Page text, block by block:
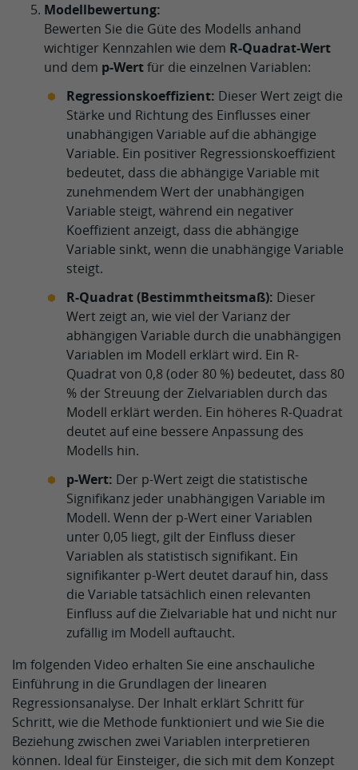
Modellbewertung:
Bewerten Sie die Güte des Modells anhand
wichtiger Kennzahlen wie dem R-Quadrat-Wert
und dem p-Wertfür die einzelnen Variablen:
Regressionskoeffizient: Dieser Wert zeigt die
Stärke und Richtung des Einflusses einer
unabhängigen Variable auf die abhängige
Variable. Ein positiver Regressionskoeffizient
bedeutet, dass die abhängige Variable mit
zunehmendem Wert der unabhängigen
Variable steigt, während ein negativer
Koeffizient anzeigt, dass die abhängige
Variable sinkt, wenn die unabhängige Variable
steigt.
R-Quadrat (Bestimmtheitsmaß): Dieser
Wert zeigt an, wie viel der Varianz der
abhängigen Variable durch die unabhängigen
Variablen im Modell erklärt wird. Ein R-
Quadrat von 0,8 (oder 80 %) bedeutet, dass 80
% der Streuung der Zielvariablen durch das
Modell erklärt werden. Ein höheres R-Quadrat
deutet auf eine bessere Anpassung des
Modells hin.
p-Wert: Der p-Wert zeigt die statistische
Signifikanz jeder unabhängigen Variable im
Modell. Wenn der p-Wert einer Variablen
unter 0,05 liegt, gilt der Einfluss dieser
Variablen als statistisch signifikant. Ein
signifikanter p-Wert deutet darauf hin, dass
die Variable tatsächlich einen relevanten
Einfluss auf die Zielvariable hat und nicht nur
zufällig im Modell auftaucht.
Im folgenden Video erhalten Sie eine anschauliche
Einführung in die Grundlagen der linearen
Regressionsanalyse. Der Inhalt erklärt Schritt für
Schritt, wie die Methode funktioniert und wie Sie die
Beziehung zwischen zwei Variablen interpretieren
können. Ideal für Einsteiger, die sich mit dem Konzept